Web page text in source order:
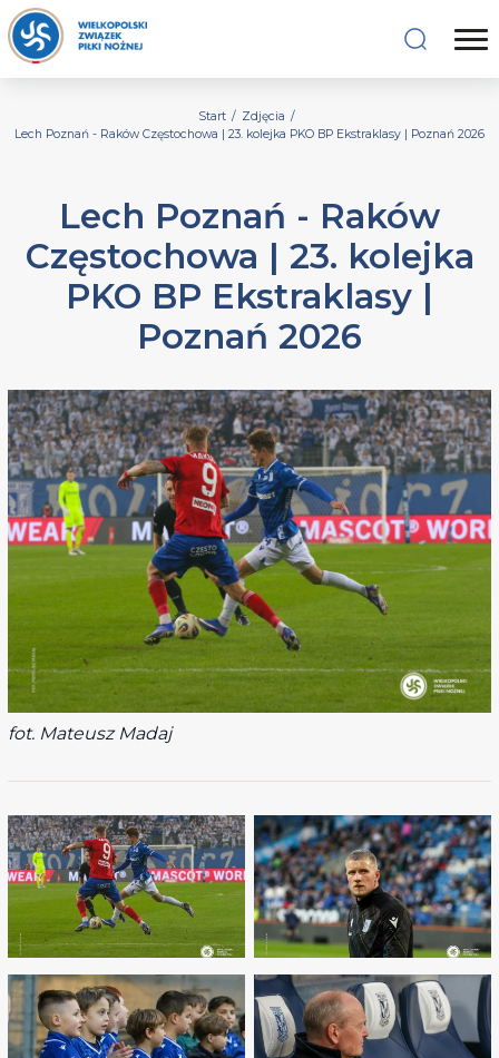
Start / Zdjęcia /
Lech Poznań - Raków Częstochowa | 23. kolejka PKO BP Ekstraklasy | Poznań 2026
Lech Poznań - Raków
Częstochowa | 23. kolejka
PKO BP Ekstraklasy |
Poznań 2026
fot. Mateusz Madaj